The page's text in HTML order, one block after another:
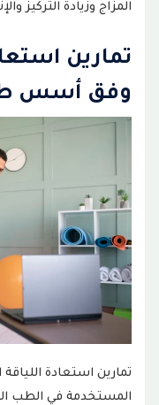
المزاج وزيادة التركيز
تمارين
وفق أسس
تمارين استعادة اللياقة
المستخدمة في الطب